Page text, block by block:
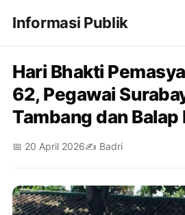
Informasi Publik
Hari Bhakti
62, Pegawai
Tambang dan Balap
📅 20 April 2026✍️ Badri